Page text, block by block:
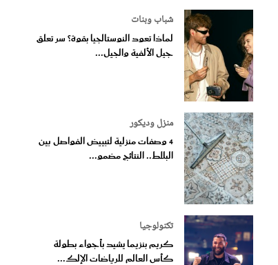
شباب وبنات
لماذا تعود النوستالجيا بقوة؟ سر تعلق
جيل الألفية والجيل...
منزل وديكور
4 وصفات منزلية لتبييض الفواصل بين
البلاط.. النتائج مضمو...
تكنولوجيا
كريم بنزيما يشيد بأجواء بطولة
كأس العالم للرياضات الإلك...